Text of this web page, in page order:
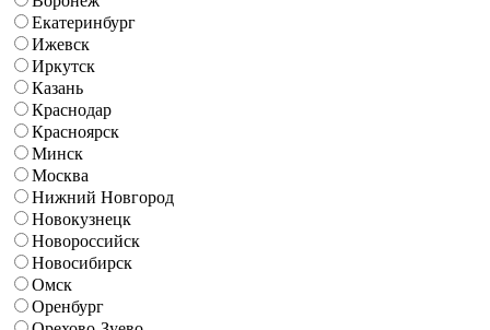
Екатеринбург
Ижевск
Иркутск
Казань
Краснодар
Красноярск
Минск
Москва
Нижний Новгород
Новокузнецк
Новороссийск
Новосибирск
Омск
Оренбург